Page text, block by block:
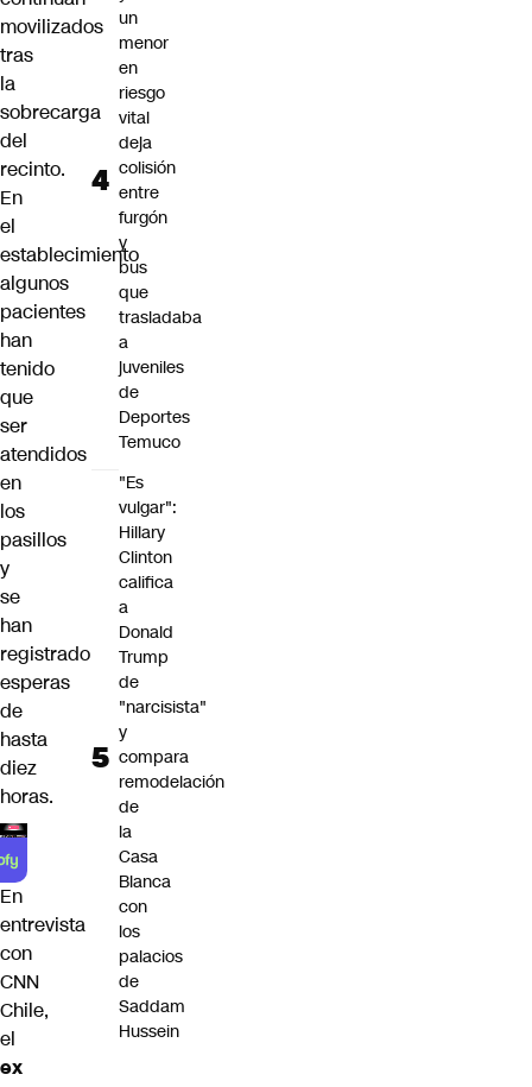
movilizados
tras
la
sobrecarga
del
recinto.
En
el
establecimiento
algunos
pacientes
han
tenido
que
ser
atendidos
en
los
pasillos
y
se
han
registrado
esperas
de
hasta
diez
horas.
En
entrevista
con
CNN
Chile,
el
ex
un
menor
en
riesgo
vital
deja
colisión
entre
furgón
y
bus
que
trasladaba
a
juveniles
de
Deportes
Temuco
"Es
vulgar":
Hillary
Clinton
califica
a
Donald
Trump
de
"narcisista"
y
compara
remodelación
de
la
Casa
Blanca
con
los
palacios
de
Saddam
Hussein